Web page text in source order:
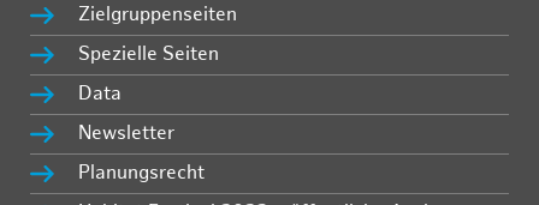
Zielgruppenseiten
Spezielle Seiten
Data
Newsletter
Planungsrecht